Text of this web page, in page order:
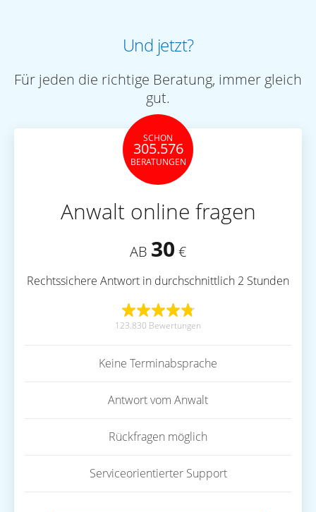
Und jetzt?
Für jeden die richtige Beratung, immer gleich
gut.
SCHON
305.576
BERATUNGEN
Anwalt online fragen
AB 30 €
Rechtssichere Antwort in durchschnittlich 2 Stunden
123.830 Bewertungen
Keine Terminabsprache
Antwort vom Anwalt
Rückfragen möglich
Serviceorientierter Support